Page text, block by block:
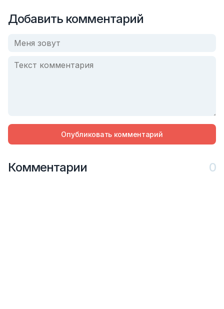
Добавить комментарий
Опубликовать комментарий
Комментарии 0